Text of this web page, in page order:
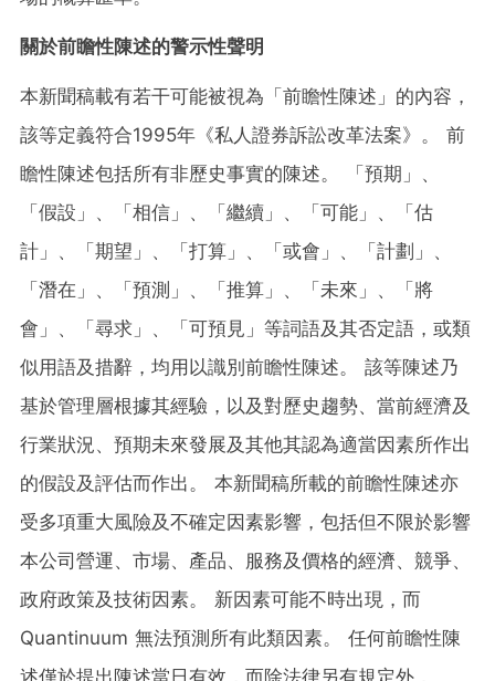
關於前瞻性陳述的警示性聲明
本新聞稿載有若干可能被視為「前瞻性陳述」的內容，
該等定義符合1995年《私人證券訴訟改革法案》。 前
瞻性陳述包括所有非歷史事實的陳述。 「預期」、
「假設」、「相信」、「繼續」、「可能」、「估
計」、「期望」、「打算」、「或會」、「計劃」、
「潛在」、「預測」、「推算」、「未來」、「將
會」、「尋求」、「可預見」等詞語及其否定語，或類
似用語及措辭，均用以識別前瞻性陳述。 該等陳述乃
基於管理層根據其經驗，以及對歷史趨勢、當前經濟及
行業狀況、預期未來發展及其他其認為適當因素所作出
的假設及評估而作出。 本新聞稿所載的前瞻性陳述亦
受多項重大風險及不確定因素影響，包括但不限於影響
本公司營運、市場、產品、服務及價格的經濟、競爭、
政府政策及技術因素。 新因素可能不時出現，而
Quantinuum 無法預測所有此類因素。 任何前瞻性陳